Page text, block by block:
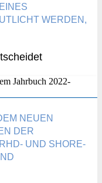
WERDEN,
NEUEN
DER
UND SHORE-